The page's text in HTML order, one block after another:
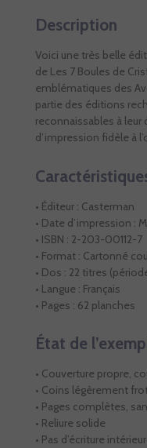
Description
Voici une très belle
de Les 7 Boules de
emblématiques des
partie des éditions
reconnaissables à leur
d’impression fidèle à
• Éditeur : Casterman
• Date d’impression :
• ISBN : 2-203-00112-7
• Format : Cartonné
• Dos : 22 titres
• Langue : Français
• Pages : 62 planches
État de
• Couverture propre,
• Coins légèrement
• Pages complètes,
• Reliure solide
• Pas d’écriture